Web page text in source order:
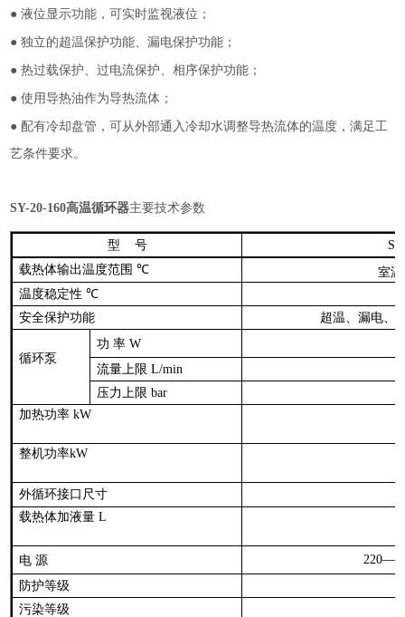
●液位显示功能，可实时监视液位；
●独立的超温保护功能、漏电保护功能；
●热过载保护、过电流保护、相序保护功能；
●使用导热油作为导热流体；
●配有冷却盘管，可从外部通入冷却水调整导热流体的温度，满足工
艺条件要求。
SY-20-160高温循环器主要技术参数
型 号
载热体输出温度范围 ℃ 室温
温度稳定性 ℃
安全保护功能
超温、漏电、
循环泵
功 率 W
流量上限 L/min
压力上限 bar
加热功率 kW
整机功率kW
外循环接口尺寸
载热体加液量 L
电 源
防护等级
污染等级